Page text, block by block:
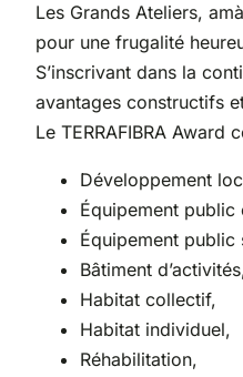
Les Grands Ateliers,
pour une frugalité
S’inscrivant dans la
avantages constructifs
Le TERRAFIBRA Award
Développement
Équipement public
Équipement
Bâtiment
Habitat collectif,
Habitat individuel,
Réhabilitation,